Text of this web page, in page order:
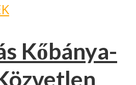
Kőbánya-